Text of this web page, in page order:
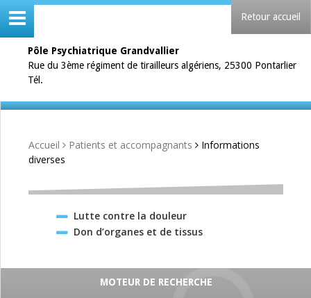
Retour accueil
Pôle Psychiatrique Grandvallier
Rue du 3ème régiment de tirailleurs algériens, 25300 Pontarlier
Tél.
Accueil Patients et accompagnants
Informations
diverses
Lutte contre la douleur
Don d’organes et de tissus
MOTEUR DE RECHERCHE